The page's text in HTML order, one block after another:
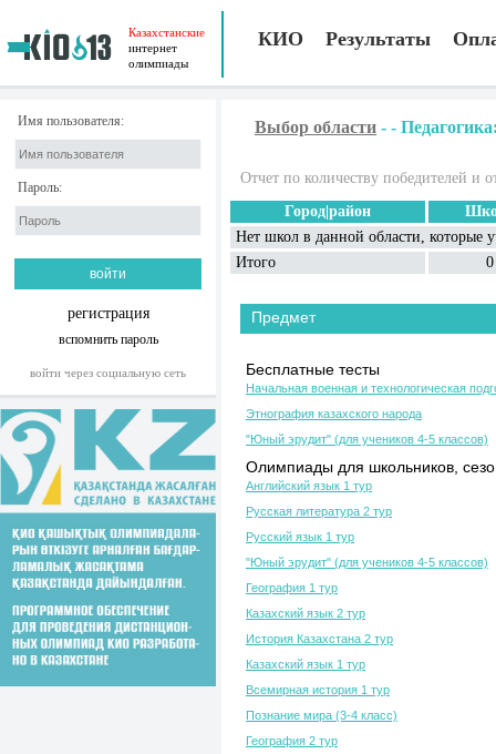
Казахстанские
интернет
олимпиады
КИО Результаты
Имя пользователя:
Пароль:
регистрация
вспомнить пароль
войти через социальную сеть
Выбор области - -
Отчет по количеству победителей и
Город|район
Нет школ в данной области, которые
Итого
0
Предмет
Бесплатные тесты
Начальная военная и технологическая
Этнография казахского народа
"Юный эрудит" (для учеников 4-5 классов)
Олимпиады для школьников,
Английский язык 1 тур
Русская литература 2 тур
Русский язык 1 тур
"Юный эрудит" (для учеников 4-5 классов)
География 1 тур
Казахский язык 2 тур
История Казахстана 2 тур
Казахский язык 1 тур
Всемирная история 1 тур
Познание мира (3-4 класс)
География 2 тур